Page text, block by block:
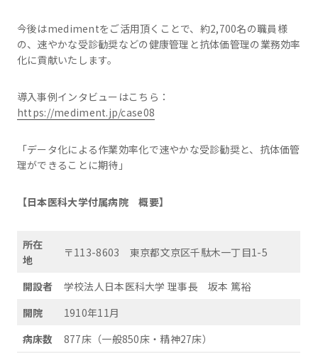
今後はmedimentをご活用頂くことで、約2,700名の職員様
の、速やかな受診勧奨などの健康管理と抗体価管理の業務効率
化に貢献いたします。
導入事例インタビューはこちら：
https://mediment.jp/case08
「データ化による作業効率化で速やかな受診勧奨と、抗体価管
理ができることに期待」
【日本医科大学付属病院 概要】
所在
地
〒113-8603 東京都文京区千駄木一丁目1-5
開設者
学校法人日本医科大学 理事長 坂本 篤裕
開院
1910年11月
病床数
877床（一般850床・精神27床）